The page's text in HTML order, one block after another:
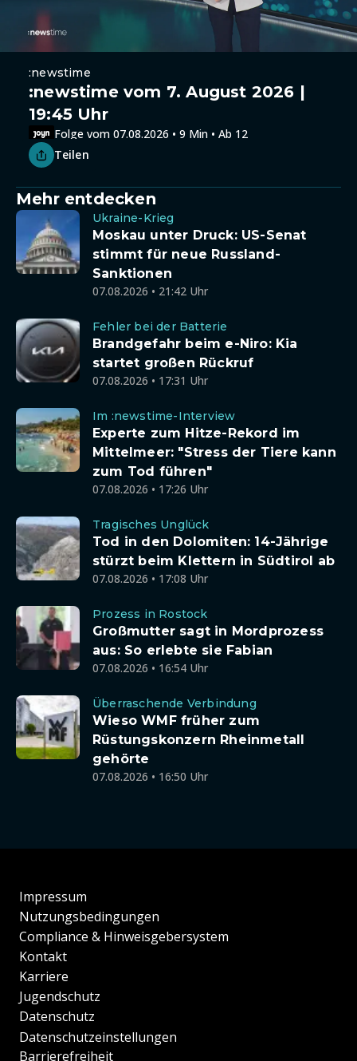
:newstime
:newstime vom 7. August 2026 |
19:45 Uhr
Folge vom 07.08.2026 • 9 Min • Ab 12
Teilen
Mehr entdecken
Ukraine-Krieg
Moskau unter Druck: US-Senat
stimmt für neue Russland-
Sanktionen
07.08.2026 • 21:42 Uhr
Fehler bei der Batterie
Brandgefahr beim e-Niro: Kia
startet großen Rückruf
07.08.2026 • 17:31 Uhr
Im :newstime-Interview
Experte zum Hitze-Rekord im
Mittelmeer: "Stress der Tiere kann
zum Tod führen"
07.08.2026 • 17:26 Uhr
Tragisches Unglück
Tod in den Dolomiten: 14-Jährige
stürzt beim Klettern in Südtirol ab
07.08.2026 • 17:08 Uhr
Prozess in Rostock
Großmutter sagt in Mordprozess
aus: So erlebte sie Fabian
07.08.2026 • 16:54 Uhr
Überraschende Verbindung
Wieso WMF früher zum
Rüstungskonzern Rheinmetall
gehörte
07.08.2026 • 16:50 Uhr
Impressum
Nutzungsbedingungen
Compliance & Hinweisgebersystem
Kontakt
Karriere
Jugendschutz
Datenschutz
Datenschutzeinstellungen
Barrierefreiheit